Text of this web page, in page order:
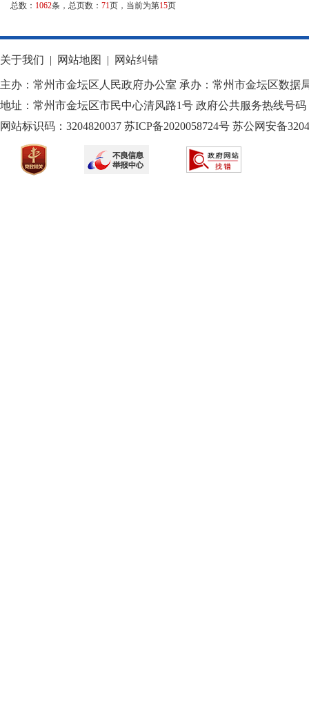
总数： 1062条，总页数： 71页，当前为第15页
关于我们 | 网站地图 | 网站纠错
主办：常州市金坛区人民政府办公室 承办：常州市金坛区数据
地址：常州市金坛区市民中心清风路1号 政府公共服务热线号码
网站标识码：3204820037 苏ICP备2020058724号 苏公网安备